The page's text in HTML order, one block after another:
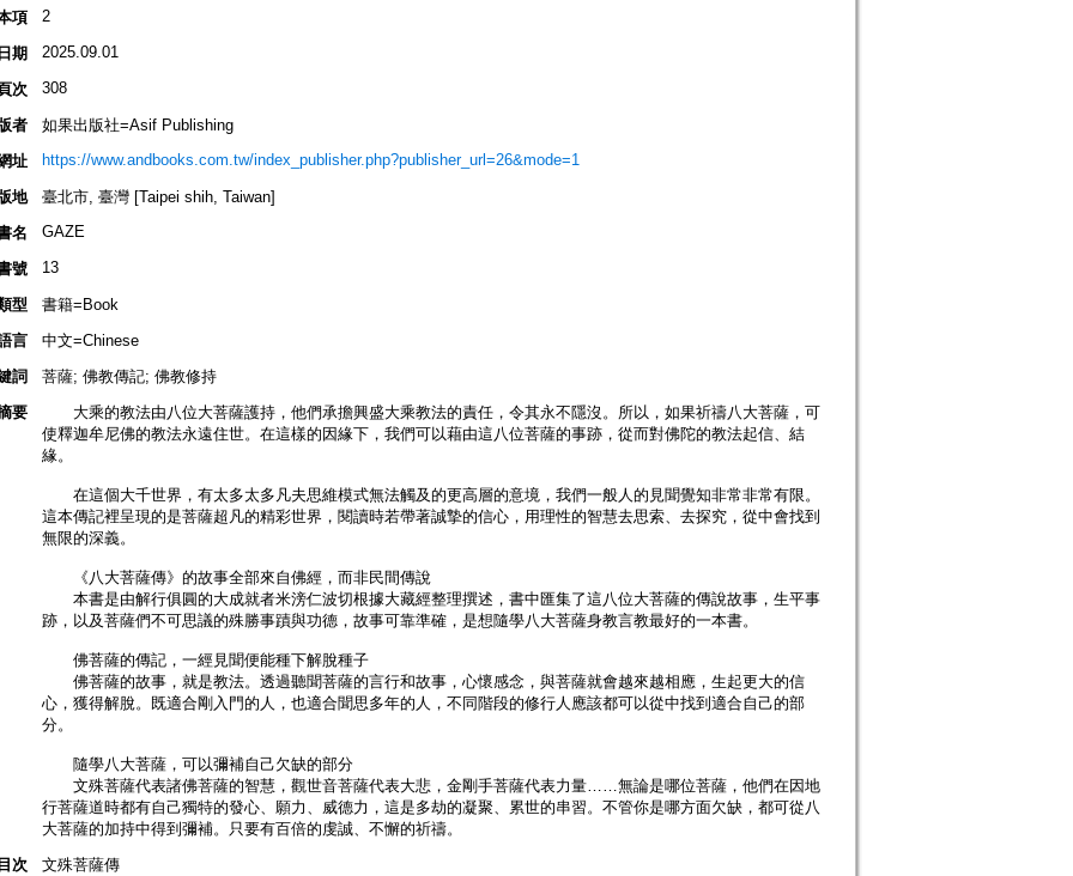
項
2
期 2025.09.01
次 308
者
如果出版社=Asif Publishing
址
https://www.andbooks.com.tw/index_publisher.php?publisher_url=26&mode=1
地
臺北市, 臺灣 [Taipei shih, Taiwan]
名
GAZE
號 13
型
書籍=Book
言
中文=Chinese
詞
菩薩; 佛教傳記; 佛教修持
要
大乘的教法由八位大菩薩護持，他們承擔興盛大乘教法的責任，令其永不隱沒。所以，如果祈禱八大菩薩，可
使釋迦牟尼佛的教法永遠住世。在這樣的因緣下，我們可以藉由這八位菩薩的事跡，從而對佛陀的教法起信、結
緣。
在這個大千世界，有太多太多凡夫思維模式無法觸及的更高層的意境，我們一般人的見聞覺知非常非常有限。
這本傳記裡呈現的是菩薩超凡的精彩世界，閱讀時若帶著誠摯的信心，用理性的智慧去思索、去探究，從中會找到
無限的深義。
《八大菩薩傳》的故事全部來自佛經，而非民間傳說
本書是由解行俱圓的大成就者米滂仁波切根據大藏經整理撰述，書中匯集了這八位大菩薩的傳說故事，生平事
跡，以及菩薩們不可思議的殊勝事蹟與功德，故事可靠準確，是想隨學八大菩薩身教言教最好的一本書。
佛菩薩的傳記，一經見聞便能種下解脫種子
佛菩薩的故事，就是教法。透過聽聞菩薩的言行和故事，心懷感念，與菩薩就會越來越相應，生起更大的信
心，獲得解脫。既適合剛入門的人，也適合聞思多年的人，不同階段的修行人應該都可以從中找到適合自己的部
分。
隨學八大菩薩，可以彌補自己欠缺的部分
文殊菩薩代表諸佛菩薩的智慧，觀世音菩薩代表大悲，金剛手菩薩代表力量……無論是哪位菩薩，他們在因地
行菩薩道時都有自己獨特的發心、願力、威德力，這是多劫的凝聚、累世的串習。不管你是哪方面欠缺，都可從八
大菩薩的加持中得到彌補。只要有百倍的虔誠、不懈的祈禱。
目次
文殊菩薩傳